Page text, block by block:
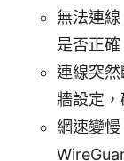
無法連
是否正確
連線突
牆設定，
網速變